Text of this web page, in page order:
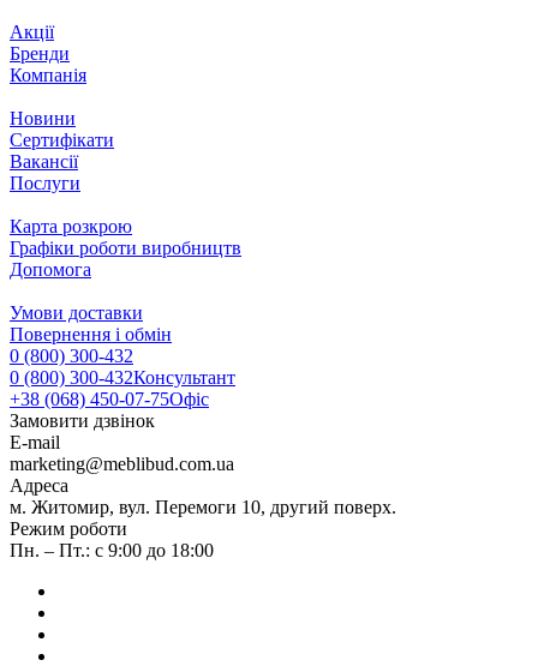
Акції
Бренди
Компанія
Новини
Сертифікати
Вакансії
Послуги
Карта розкрою
Графіки роботи виробництв
Допомога
Умови доставки
Повернення і обмін
0 (800) 300-432
0 (800) 300-432Консультант
+38 (068) 450-07-75Офіс
Замовити дзвінок
E-mail
marketing@meblibud.com.ua
Адреса
м. Житомир, вул. Перемоги 10, другий поверх.
Режим роботи
Пн. – Пт.: с 9:00 до 18:00